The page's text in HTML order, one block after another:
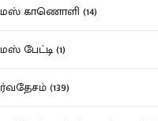
காணொளி (14)
பேட்டி (1)
(139)